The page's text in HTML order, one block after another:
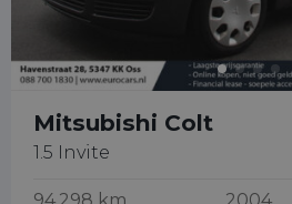
Mitsubishi Colt
1.5 Invite